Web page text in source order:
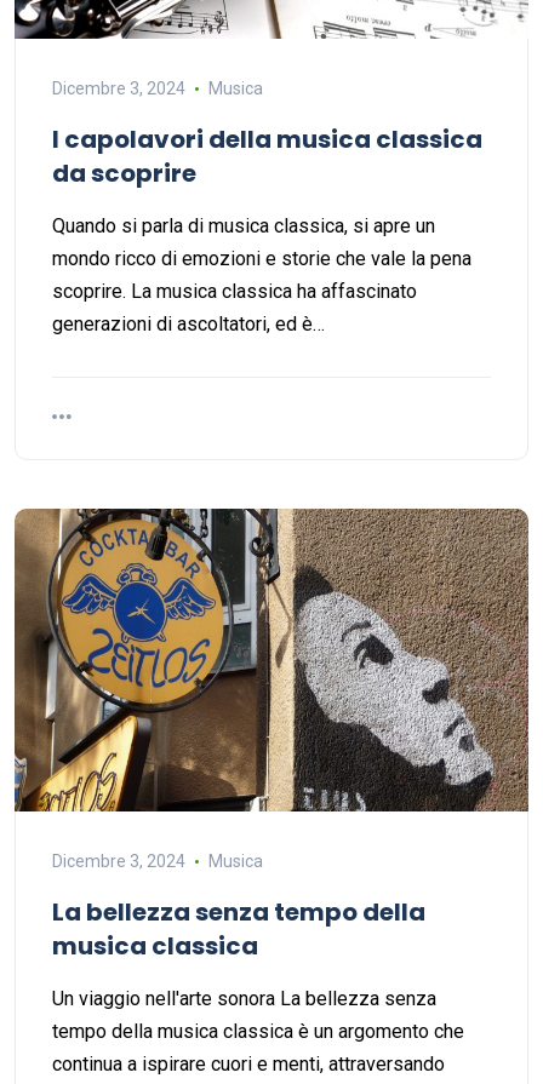
Dicembre 3, 2024 Musica
I capolavori della musica classica
da scoprire
Quando si parla di musica classica, si apre un
mondo ricco di emozioni e storie che vale la pena
scoprire. La musica classica ha affascinato
generazioni di ascoltatori, ed è…
Dicembre 3, 2024 Musica
La bellezza senza tempo della
musica classica
Un viaggio nell'arte sonora La bellezza senza
tempo della musica classica è un argomento che
continua a ispirare cuori e menti, attraversando